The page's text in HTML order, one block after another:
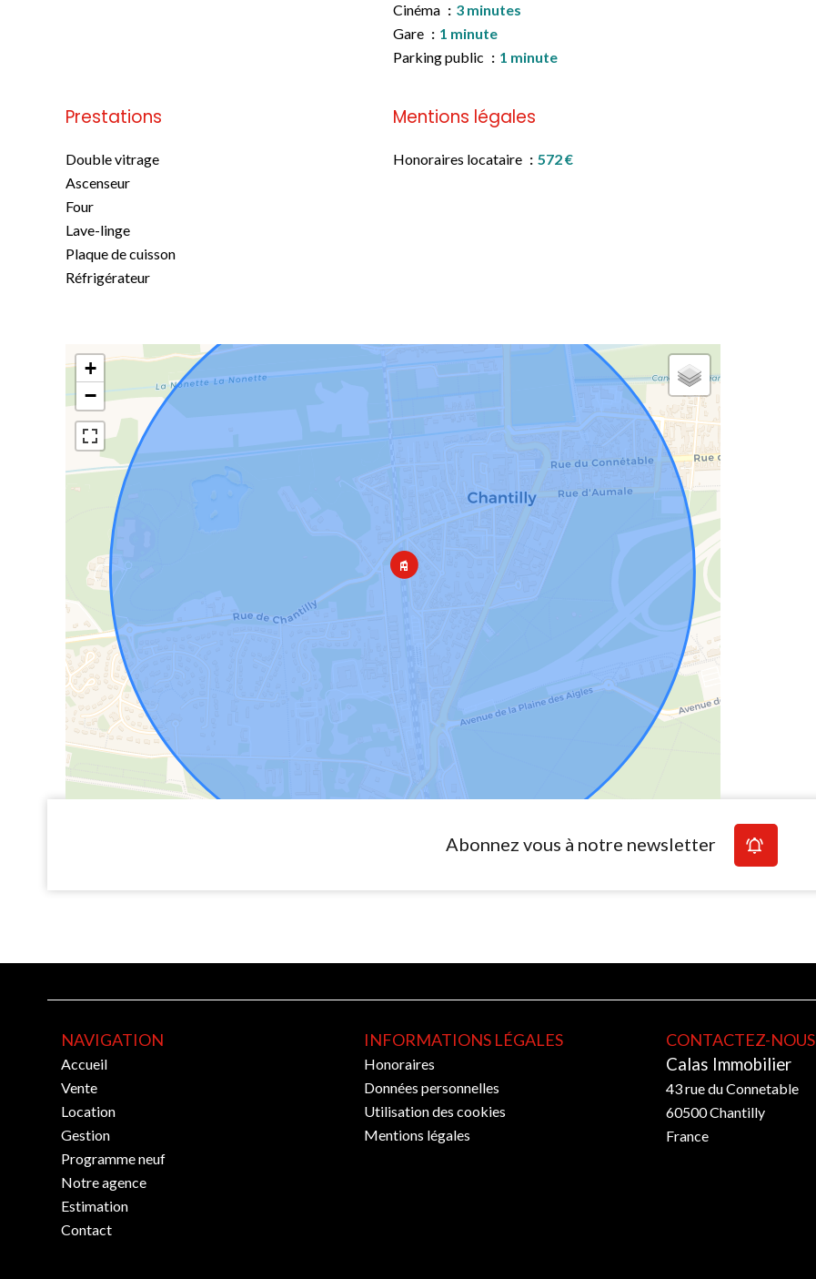
Cinéma
3 minutes
Gare
1 minute
Parking public
1 minute
Prestations
Double vitrage
Ascenseur
Four
Lave-linge
Plaque de cuisson
Réfrigérateur
Mentions légales
Honoraires locataire 572 €
+
−
Abonnez vous à notre newsletter
NAVIGATION
Accueil
Vente
Location
Gestion
Programme neuf
Notre agence
Estimation
Contact
INFORMATIONS LÉGALES
Honoraires
Données personnelles
Utilisation des cookies
Mentions légales
CONTACTEZ-NOUS
Calas Immobilier
43 rue du Connetable
60500Chantilly
France